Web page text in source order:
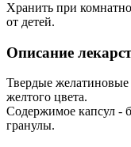
Хранить при
от детей.
Описание
Твердые
желтого цвета.
Содержимое капсул -
гранулы.